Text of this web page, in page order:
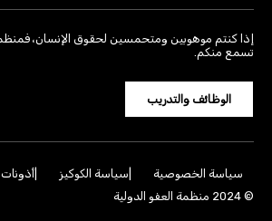
إذا كنتم موهوبين ومتحمسين لحقوق الإنسان،
تسمع منكم.
الوظائف والتدريب
سياسة الخصوصية سياسة الكوكيز أذونات
© 2024 منظمة العفو الدولية